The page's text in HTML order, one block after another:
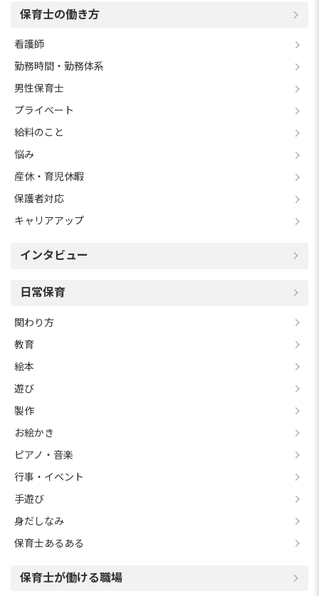
保育士の働き方
看護師
勤務時間・勤務体系
男性保育士
プライベート
給料のこと
悩み
産休・育児休暇
保護者対応
キャリアアップ
インタビュー
日常保育
関わり方
教育
絵本
遊び
製作
お絵かき
ピアノ・音楽
行事・イベント
手遊び
身だしなみ
保育士あるある
保育士が働ける職場